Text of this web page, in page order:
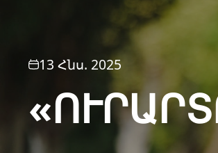
13 Հնս. 2025